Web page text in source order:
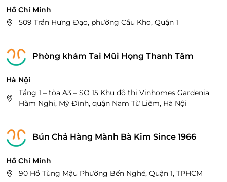
Hồ Chí Minh
509 Trần Hưng Đạo, phường Cầu Kho, Quận 1
Phòng khám Tai Mũi Họng Thanh Tâm
Hà Nội
Tầng 1 – tòa A3 – SO 15 Khu đô thị Vinhomes Gardenia
Hàm Nghi, Mỹ Đình, quận Nam Từ Liêm, Hà Nội
Bún Chả Hàng Mành Bà Kim Since 1966
Hồ Chí Minh
90 Hồ Tùng Mậu Phường Bến Nghé, Quận 1, TPHCM